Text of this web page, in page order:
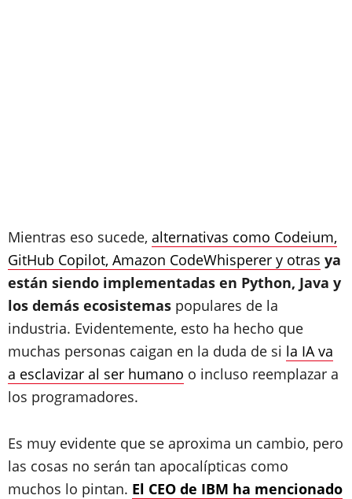
Mientras eso sucede, alternativas como Codeium,
GitHub Copilot, Amazon CodeWhisperer y otras ya
están siendo implementadas en Python, Java y
los demás ecosistemas populares de la
industria. Evidentemente, esto ha hecho que
muchas personas caigan en la duda de si la IA va
a esclavizar al ser humano o incluso reemplazar a
los programadores.
Es muy evidente que se aproxima un cambio, pero
las cosas no serán tan apocalípticas como
muchos lo pintan. El CEO de IBM ha mencionado